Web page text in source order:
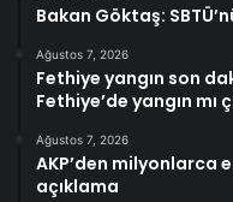
Bakan Göktaş:
Ağustos 7, 2026
Fethiye yangın son
Fethiye’de yangın mı
Ağustos 7, 2026
AKP’den milyonlarca
açıklama